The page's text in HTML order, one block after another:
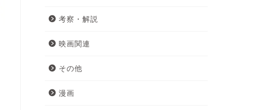
考察・解説
映画関連
その他
漫画